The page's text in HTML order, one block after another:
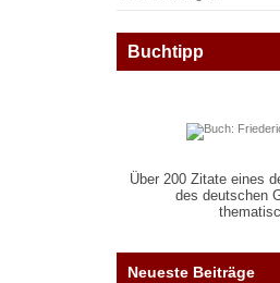
Buchtipp
Über 200 Zitate eines
des deutschen
Neueste Beiträge